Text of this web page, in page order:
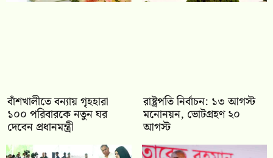
বাঁশখালীতে বন্যায় গৃহহারা
১০০ পরিবারকে নতুন ঘর
দেবেন প্রধানমন্ত্রী
রাষ্ট্রপতি নির্বাচন: ১৩ আগস্ট
মনোনয়ন, ভোটগ্রহণ ২০
আগস্ট